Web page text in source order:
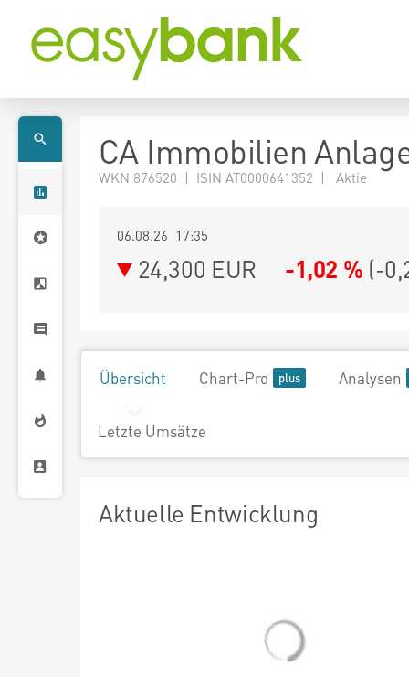
CA Immobilien
WKN 876520 | ISIN AT0000641352 | Aktie
06.08.26 17:35
24,300 EUR -1,02 % (-
Übersicht Chart-Pro Analysen
Letzte Umsätze
Aktuelle Entwicklung